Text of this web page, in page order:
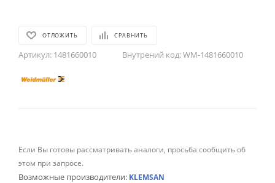
ОТЛОЖИТЬ СРАВНИТЬ
Артикул: 1481660010 Внутрений код:WM-1481660010
Если Вы готовы рассматривать аналоги, просьба сообщить об
этом при запросе.
Возможные производители: KLEMSAN